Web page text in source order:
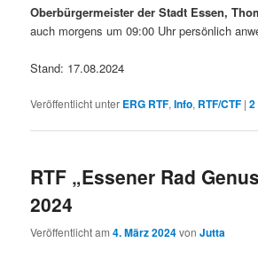
Oberbürgermeister der Stadt Essen,
auch morgens um 09:00 Uhr persönlich
Stand: 17.08.2024
Veröffentlicht unter ERG RTF,Info, RTF/CTF |2
RTF „Essener Rad
2024
Veröffentlicht am4. März 2024vonJutta